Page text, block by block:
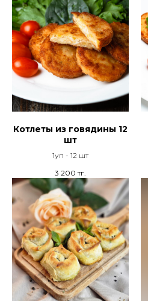
Котлеты из говядины 12
шт
1уп - 12 шт
3 200 тг.